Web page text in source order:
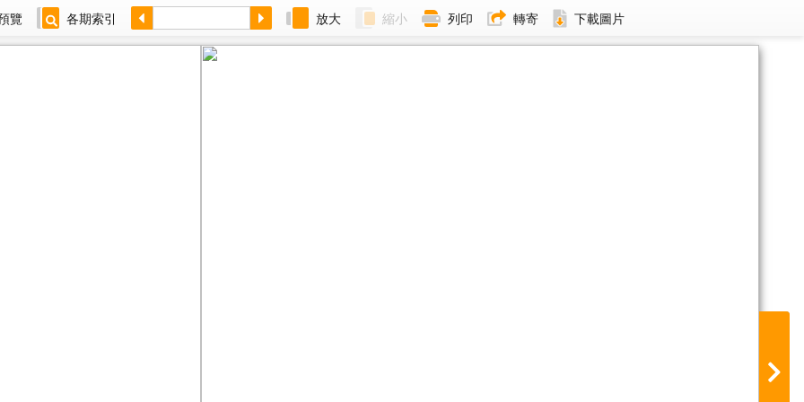
覽 各期索引 放大 縮小 列印 轉寄 下載圖片